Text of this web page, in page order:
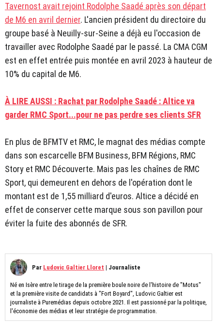
Tavernost avait rejoint Rodolphe Saadé après son départ
de M6 en avril dernier. L'ancien président du directoire du
groupe basé à Neuilly-sur-Seine a déjà eu l'occasion de
travailler avec Rodolphe Saadé par le passé. La CMA CGM
est en effet entrée puis montée en avril 2023 à hauteur de
10% du capital de M6.
À LIRE AUSSI : Rachat par Rodolphe Saadé : Altice va
garder RMC Sport...pour ne pas perdre ses clients SFR
En plus de BFMTV et RMC, le magnat des médias compte
dans son escarcelle BFM Business, BFM Régions, RMC
Story et RMC Découverte. Mais pas les chaînes de RMC
Sport, qui demeurent en dehors de l'opération dont le
montant est de 1,55 milliard d'euros. Altice a décidé en
effet de conserver cette marque sous son pavillon pour
éviter la fuite des abonnés de SFR.
Par Ludovic Galtier Lloret | Journaliste
Né en Isère entre le tirage de la première boule noire de l'histoire de "Motus"
et la première visite de candidats à "Fort Boyard", Ludovic Galtier est
journaliste à Puremédias depuis octobre 2021. Il est passionné par la politique,
l'économie des médias et leur stratégie de programmation.